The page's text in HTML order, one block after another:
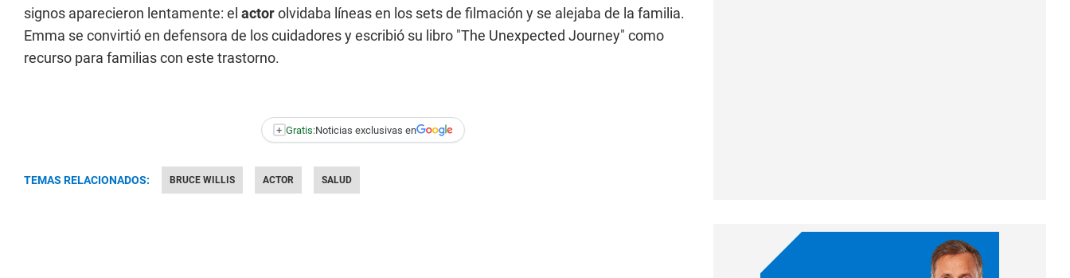
signos aparecieron lentamente: el actorolvidaba líneas en los sets de filmación y se alejaba de la familia.
Emma se convirtió en defensora de los cuidadores y escribió su libro "The Unexpected Journey" como
recurso para familias con este trastorno.
+ Gratis:Noticias exclusivas en
TEMAS RELACIONADOS: BRUCE WILLIS ACTOR SALUD